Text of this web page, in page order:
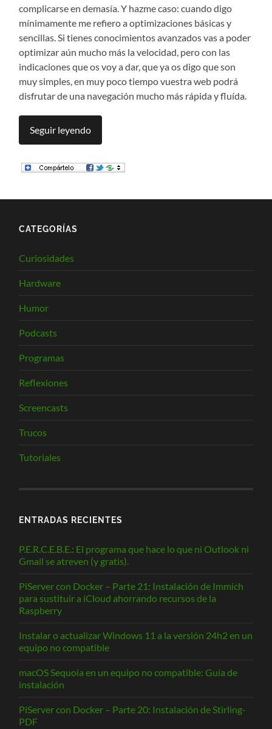
complicarse en demasía. Y hazme caso: cuando digo
mínimamente me refiero a optimizaciones básicas y
sencillas. Si tienes conocimientos avanzados vas a poder
optimizar aún mucho más la velocidad, pero con las
indicaciones que os voy a dar, que ya os digo que son
muy simples, en muy poco tiempo vuestra web podrá
disfrutar de una navegación mucho más rápida y fluída.
Seguir leyendo
CATEGORÍAS
Curiosidades
Hardware
Humor
Podcasts
Programas
Reflexiones
Screencasts
Trucos
Tutoriales
ENTRADAS RECIENTES
P.E.R.C.E.B.E.: El programa que hace lo que ni Outlook ni
Gmail se atreven (y gratis).
PiServer con Docker – Parte 21: Instalación de Immich
para sustituir a iCloud ahorrando recursos de la
Raspberry
Instalar o actualizar Windows 11 a la versión 24h2 en un
equipo no compatible
macOS Sequoia en un equipo no compatible: Guía de
instalación
PiServer con Docker – Parte 20: Instalación de Stirling-
PDF